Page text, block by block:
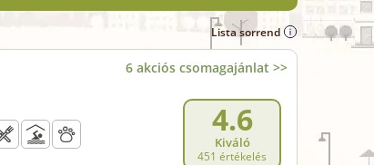
Lista sorrend
6 akciós csomagajánlat >>
4.6
Kiváló
451 értékelés